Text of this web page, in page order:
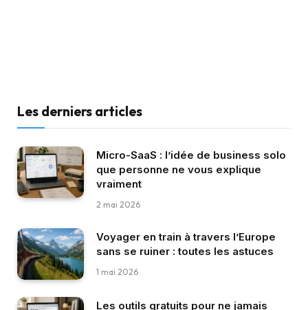
Les derniers articles
Micro-SaaS : l’idée de business solo
que personne ne vous explique
vraiment
2 mai 2026
Voyager en train à travers l’Europe
sans se ruiner : toutes les astuces
1 mai 2026
Les outils gratuits pour ne jamais